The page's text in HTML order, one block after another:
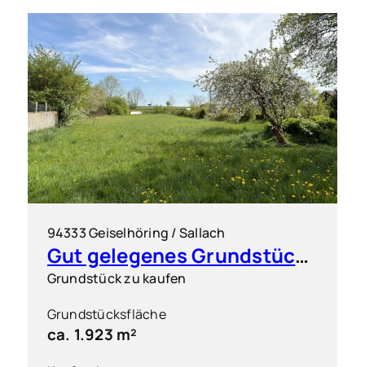
94333 Geiselhöring / Sallach
Gut gelegenes Grundstück für flexible Bebauung
Grundstück zu kaufen
Grundstücksfläche
ca. 1.923 m²